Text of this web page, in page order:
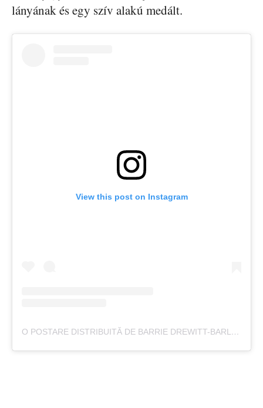
lányának és egy szív alakú medált.
View this post on Instagram
O POSTARE DISTRIBUITĂ DE BARRIE DREWITT-BARLOW (@DONBARRIE)